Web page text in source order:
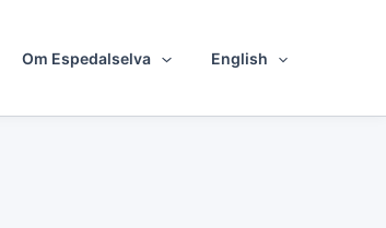
Om Espedalselva English